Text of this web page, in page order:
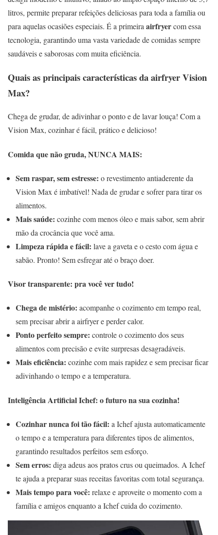
litros, permite preparar refeições deliciosas para toda a família ou
para aquelas ocasiões especiais. É a primeira airfryercom essa
tecnologia, garantindo uma vasta variedade de comidas sempre
saudáveis e saborosas com muita eficiência.
Quais as principais características da airfryer Vision
Max?
Chega de grudar, de adivinhar o ponto e de lavar louça! Com a
Vision Max, cozinhar é fácil, prático e delicioso!
Comida que não gruda, NUNCA MAIS:
Sem raspar, sem estresse: o revestimento antiaderente da
Vision Max é imbatível! Nada de grudar e sofrer para tirar os
alimentos.
Mais saúde: cozinhe com menos óleo e mais sabor, sem abrir
mão da crocância que você ama.
Limpeza rápida e fácil: lave a gaveta e o cesto com água e
sabão. Pronto! Sem esfregar até o braço doer.
Visor transparente: pra você ver tudo!
Chega de mistério: acompanhe o cozimento em tempo real,
sem precisar abrir a airfryer e perder calor.
Ponto perfeito sempre: controle o cozimento dos seus
alimentos com precisão e evite surpresas desagradáveis.
Mais eficiência: cozinhe com mais rapidez e sem precisar ficar
adivinhando o tempo e a temperatura.
Inteligência Artificial Ichef: o futuro na sua cozinha!
Cozinhar nunca foi tão fácil: a Ichef ajusta automaticamente
o tempo e a temperatura para diferentes tipos de alimentos,
garantindo resultados perfeitos sem esforço.
Sem erros: diga adeus aos pratos crus ou queimados. A Ichef
te ajuda a preparar suas receitas favoritas com total segurança.
Mais tempo para você: relaxe e aproveite o momento com a
família e amigos enquanto a Ichef cuida do cozimento.